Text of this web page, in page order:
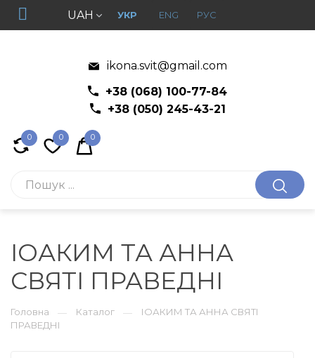
UAH УКР ENG РУС
ikona.svit@gmail.com
+38 (068) 100-77-84
+38 (050) 245-43-21
0 0 0
ІОАКИМ ТА АННА
СВЯТІ ПРАВЕДНІ
Головна — Каталог —
ІОАКИМ ТА АННА СВЯТІ
ПРАВЕДНІ